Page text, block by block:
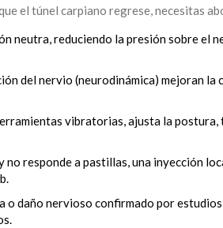
el túnel carpiano regrese, necesitas
neutra, reduciendo la presión sobre el
del nervio (neurodinámica) mejoran la
vibratorias, ajusta la postura,
no responde a pastillas, una inyección
o daño nervioso confirmado por